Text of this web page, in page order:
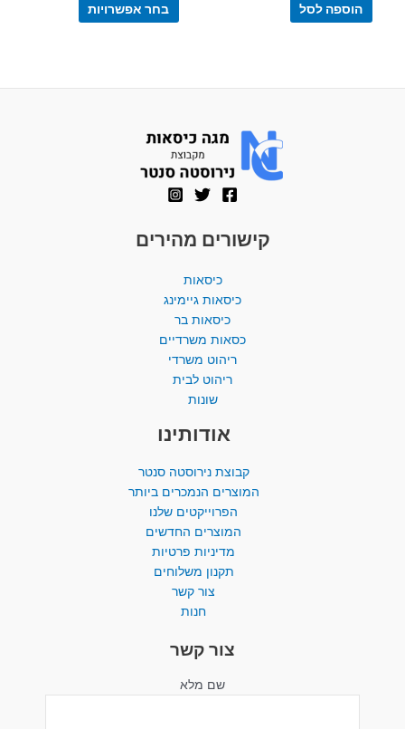
הוספה לסל בחר אפשרויות
קישורים מהירים
כיסאות
כיסאות גיימינג
כיסאות בר
כסאות משרדיים
ריהוט משרדי
ריהוט לבית
שונות
אודותינו
קבוצת נירוסטה סנטר
המוצרים הנמכרים ביותר​
הפרוייקטים שלנו
המוצרים החדשים
מדיניות פרטיות
תקנון משלוחים
צור קשר
חנות
צור קשר
שם מלא